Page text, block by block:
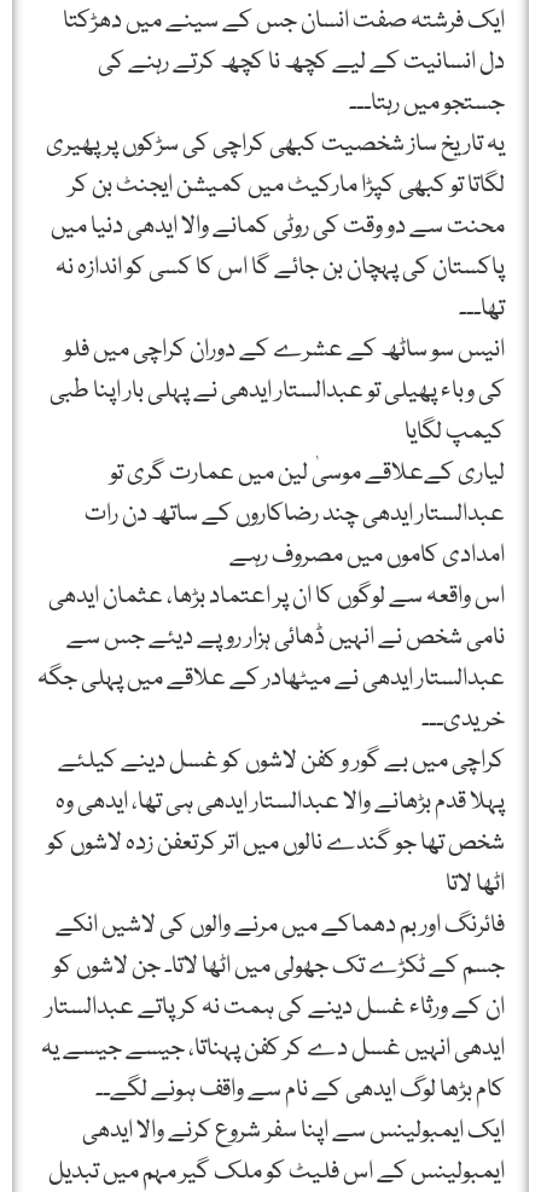
ایک فرشتہ صفت انسان جس کے سینے میں دھڑکتا
دل انسانیت کے لیے کچھ نا کچھ کرتے رہنے کی
جستجو میں رہتا۔۔۔
یہ تاریخ ساز شخصیت کبھی کراچی کی سڑکوں پر پھیری
لگاتا تو کبھی کپڑا مارکیٹ میں کمیشن ایجنٹ بن کر
محنت سے دو وقت کی روٹی کمانے والا ایدھی دنیا میں
پاکستان کی پہچان بن جائے گا اس کا کسی کو اندازہ نہ
تھا۔۔۔
انیس سو ساٹھ کے عشرے کے دوران کراچی میں فلو
کی وباء پھیلی تو عبدالستار ایدھی نے پہلی بار اپنا طبی
کیمپ لگایا
لیاری کےعلاقے موسیٰ لین میں عمارت گری تو
عبدالستار ایدھی چند رضاکاروں کے ساتھ دن رات
امدادی کاموں میں مصروف رہے
اس واقعہ سے لوگوں کا ان پر اعتماد بڑھا، عثمان ایدھی
نامی شخص نے انہیں ڈھائی ہزار روپے دیئے جس سے
عبدالستار ایدھی نے میٹھادر کے علاقے میں پہلی جگہ
خریدی۔۔۔
کراچی میں بے گور و کفن لاشوں کو غسل دینے کیلئے
پہلا قدم بڑھانے والا عبدالستار ایدھی ہی تھا، ایدھی وہ
شخص تھا جو گندے نالوں میں اتر کرتعفن زدہ لاشوں کو
اٹھا لاتا
فائرنگ اور بم دھماکے میں مرنے والوں کی لاشیں انکے
جسم کے ٹکڑے تک جھولی میں اٹھا لاتا۔ جن لاشوں کو
ان کے ورثاء غسل دینے کی ہمت نہ کرپاتے عبدالستار
ایدھی انہیں غسل دے کر کفن پہناتا، جیسے جیسے یہ
کام بڑھا لوگ ایدھی کے نام سے واقف ہونے لگے۔۔
ایک ایمبولینس سے اپنا سفر شروع کرنے والا ایدھی
ایمبولینس کے اس فلیٹ کو ملک گیر مہم میں تبدیل